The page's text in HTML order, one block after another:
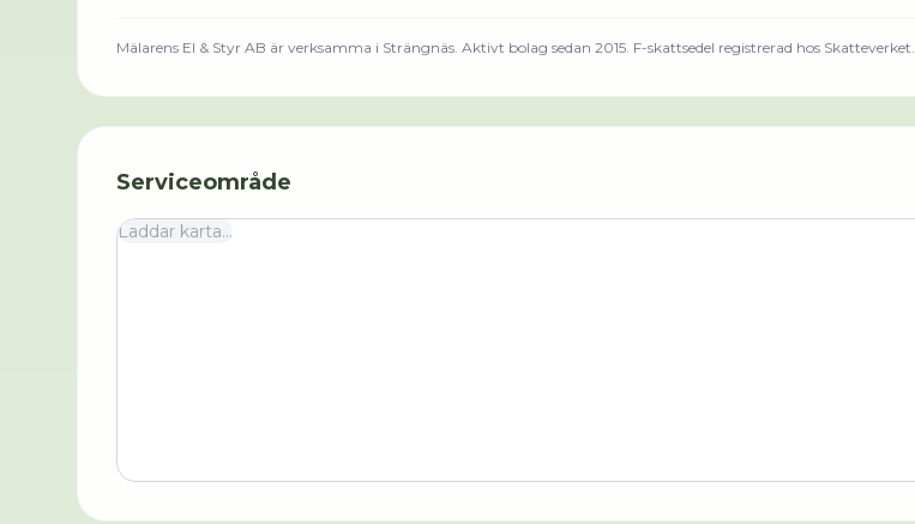
Mälarens El & Styr AB är verksamma i Strängnäs. Aktivt bolag sedan 2015. F-skattsedel registrerad hos Skatteverket.
Serviceområde
Laddar karta...